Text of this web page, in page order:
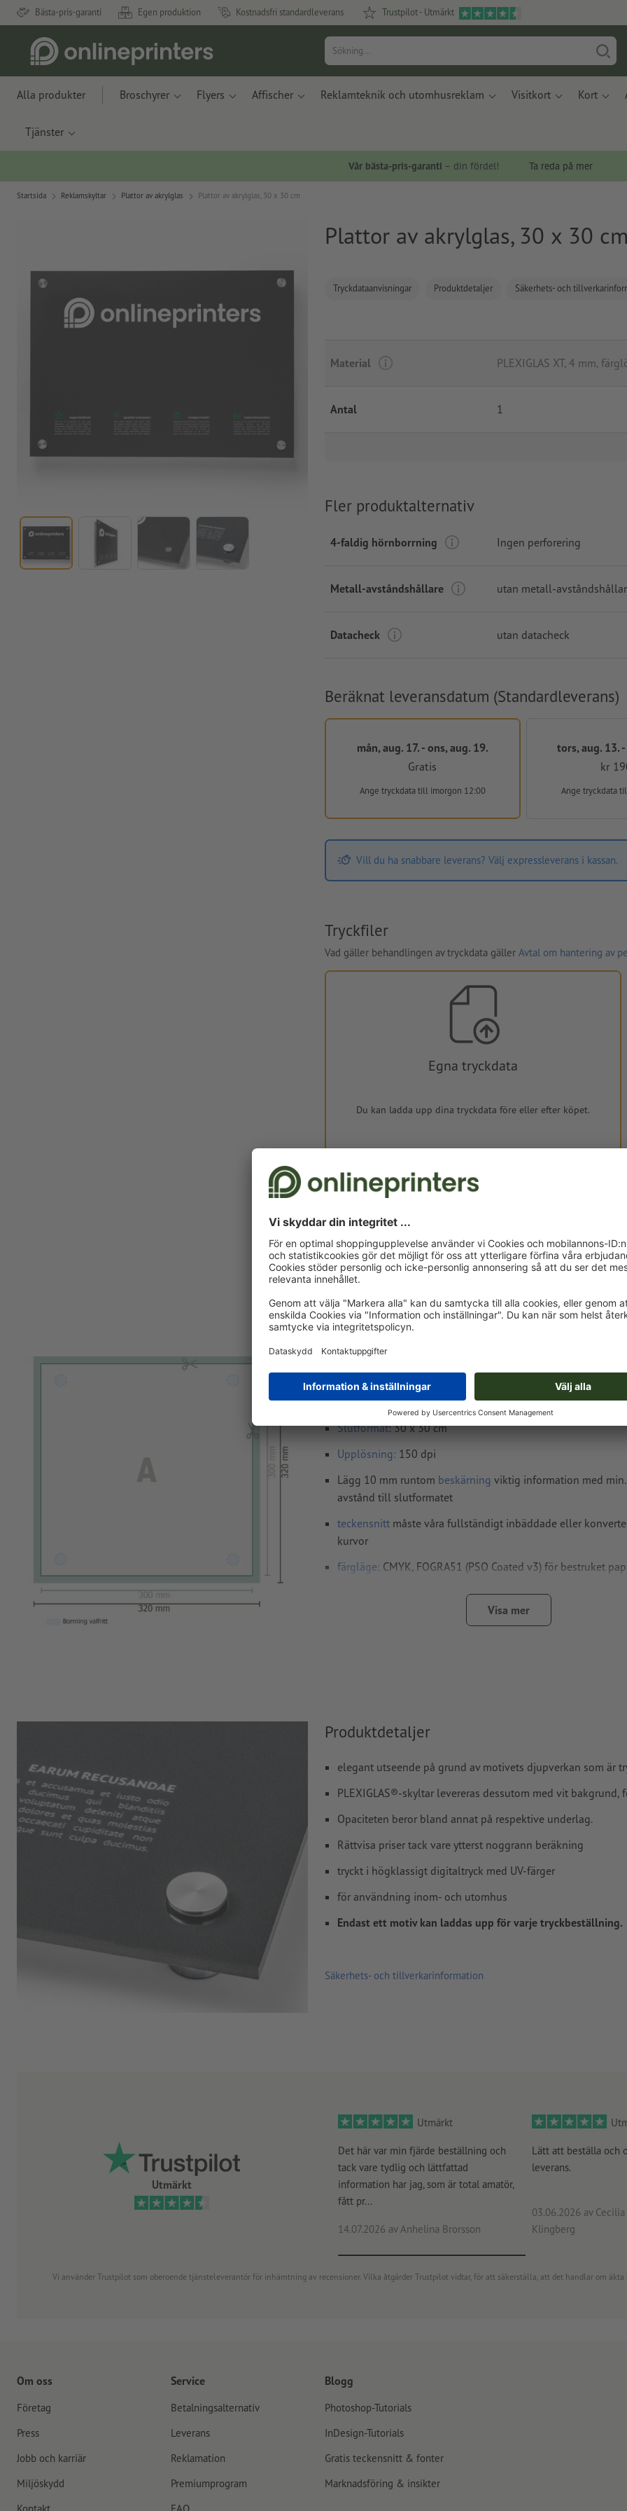
Bästa-pris-garanti Egen produktion Kostnadsfri standardleverans Trustpilot - Utmärkt
Alla produkter Broschyrer Flyers Affischer Reklamteknik och utomhusreklam Visitkort Kort
Tjänster
Vår bästa-pris-garanti – din fördel! Ta reda på mer
Startsida Reklamskyltar Plattor av akrylglas Plattor av akrylglas, 30 x 30 cm
Plattor av akrylglas, 30 x 30 cm
Tryckdataanvisningar Produktdetaljer Säkerhets- och
Material PLEXIGLAS XT, 4 mm,
Antal 1
Fler produktalternativ
4-faldig hörnborrning Ingen perforering
Metall-avståndshållare utan metall-
Datacheck utan datacheck
Beräknat leveransdatum (Standardleverans)
mån, aug. 17. - ons, aug. 19.
Gratis
Ange tryckdatatill imorgon 12:00
tors, aug. 13.
kr
Ange tryckdata
Vill du ha snabbare leverans? Välj expressleverans i kassan.
Tryckfiler
Vad gäller behandlingen av tryckdata gäller Avtal om hantering av
Egna tryckdata
Du kan ladda upp dina tryckdata före eller efter köpet.
exkl. moms
kr 493,78
Levereras cirka:
mån, aug. 17. - ons, aug. 19.
Dataformat(inkl. 10 mm beskärning): 32 x 32 cm
Slutformat: 30 x 30 cm
Upplösning: 150 dpi
Lägg 10 mm runtom beskärning viktig information med
avstånd till slutformatet
teckensnitt måste våra fullständigt inbäddade eller
kurvor
färgläge: CMYK, FOGRA51 (PSO Coated v3) för bestruket
kontrolleras inte av oss
kontrolleras inte av oss
Visa mer
Produktdetaljer
elegant utseende på grund av motivets djupverkan som är
PLEXIGLAS®-skyltar levereras dessutom med vit
Opaciteten beror bland annat på respektive underlag.
Rättvisa priser tack vare ytterst noggrann beräkning
tryckt i högklassigt digitaltryck med UV-färger
för användning inom- och utomhus
Endast ett motiv kan laddas upp för varje tryckbeställning.
Säkerhets- och tillverkarinformation
Utmärkt
Utmärkt
Det här var min fjärde beställning och
tack vare tydlig och lättfattad
information har jag, som är total amatör,
fått pr...
14.07.2026 av Anhelina Brorsson
Lätt att beställa och
leverans.
03.06.2026 av
Klingberg
Vi använder Trustpilot som oberoende tjänsteleverantör för inhämtning av recensioner. Vilka åtgärder Trustpilot vidtar, för att säkerställa, att det handlar om äkta
Om oss
Företag
Press
Jobb och karriär
Miljöskydd
Service
Betalningsalternativ
Leverans
Reklamation
Premiumprogram
Blogg
Photoshop-Tutorials
InDesign-Tutorials
Gratis teckensnitt & fonter
Marknadsföring & insikter